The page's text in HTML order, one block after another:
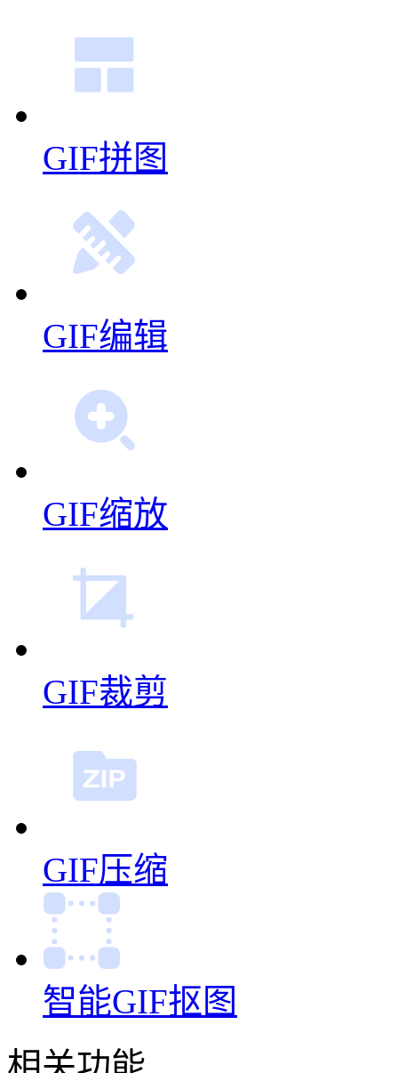
GIF拼图
GIF编辑
GIF缩放
GIF裁剪
GIF压缩
智能GIF抠图
相关功能